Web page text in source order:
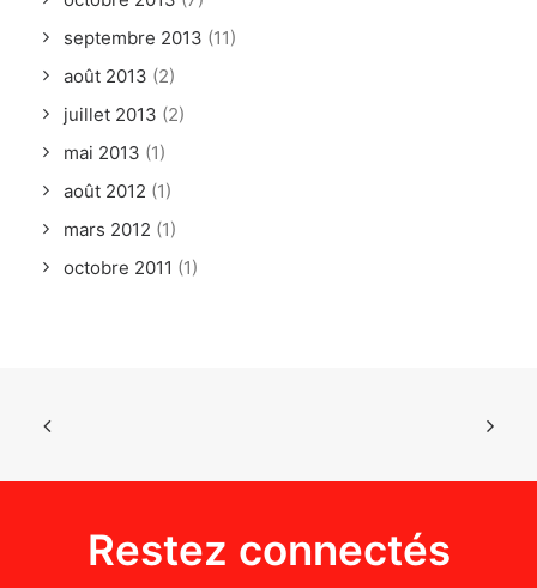
septembre 2013 (11)
août 2013 (2)
juillet 2013 (2)
mai 2013 (1)
août 2012 (1)
mars 2012 (1)
octobre 2011 (1)
Restez connectés